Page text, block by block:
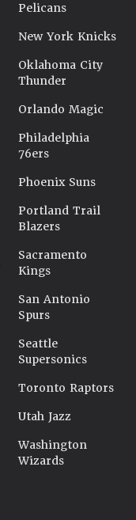
Pelicans
New York Knicks
Oklahoma City
Thunder
Orlando Magic
Philadelphia
76ers
Phoenix Suns
Portland Trail
Blazers
Sacramento
Kings
San Antonio
Spurs
Seattle
Supersonics
Toronto Raptors
Utah Jazz
Washington
Wizards